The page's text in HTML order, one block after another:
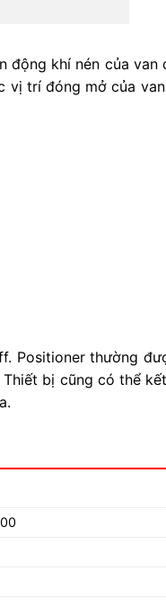
khí nén của van
vị trí đóng mở của
Positioner thường
bị cũng có thể